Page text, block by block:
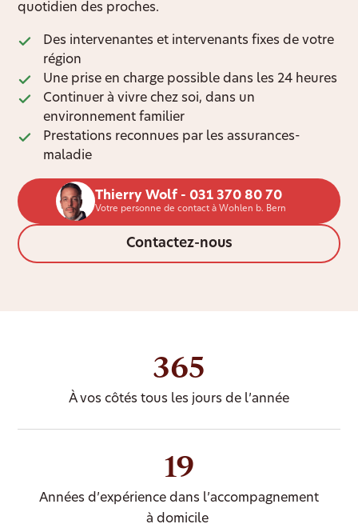
quotidien des proches.
Des intervenantes et intervenants fixes de votre
région
Une prise en charge possible dans les 24 heures
Continuer à vivre chez soi, dans un
environnement familier
Prestations reconnues par les assurances-
maladie
Thierry Wolf - 031 370 80 70
Votre personne de contact à Wohlen b. Bern
Contactez-nous
365
À vos côtés tous les jours de l’année
19
Années d’expérience dans l’accompagnement
à domicile